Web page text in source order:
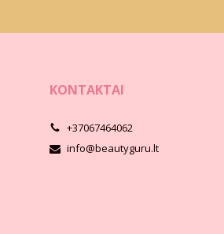
KONTAKTAI
+37067464062
info@beautyguru.lt